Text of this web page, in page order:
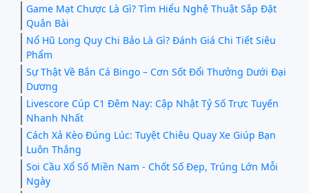
Game Mạt Chược Là Gì? Tìm Hiểu Nghệ Thuật Sắp Đặt
Quân Bài
Nổ Hũ Long Quy Chi Bảo Là Gì? Đánh Giá Chi Tiết Siêu
Phẩm
Sự Thật Về Bắn Cá Bingo – Cơn Sốt Đổi Thưởng Dưới Đại
Dương
Livescore Cúp C1 Đêm Nay: Cập Nhật Tỷ Số Trực Tuyến
Nhanh Nhất
Cách Xả Kèo Đúng Lúc: Tuyệt Chiêu Quay Xe Giúp Bạn
Luôn Thắng
Soi Cầu Xổ Số Miền Nam - Chốt Số Đẹp, Trúng Lớn Mỗi
Ngày